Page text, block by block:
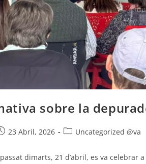
sobre la
23 Abril, 2026 Uncategorized @va
passat dimarts, 21 d’abril, es va